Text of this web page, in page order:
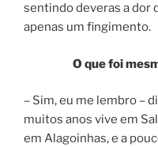
sentindo deveras a dor
apenas um fingimento.
O que foi
– Sim, eu me lembro –
muitos anos vive em
em Alagoinhas, e a